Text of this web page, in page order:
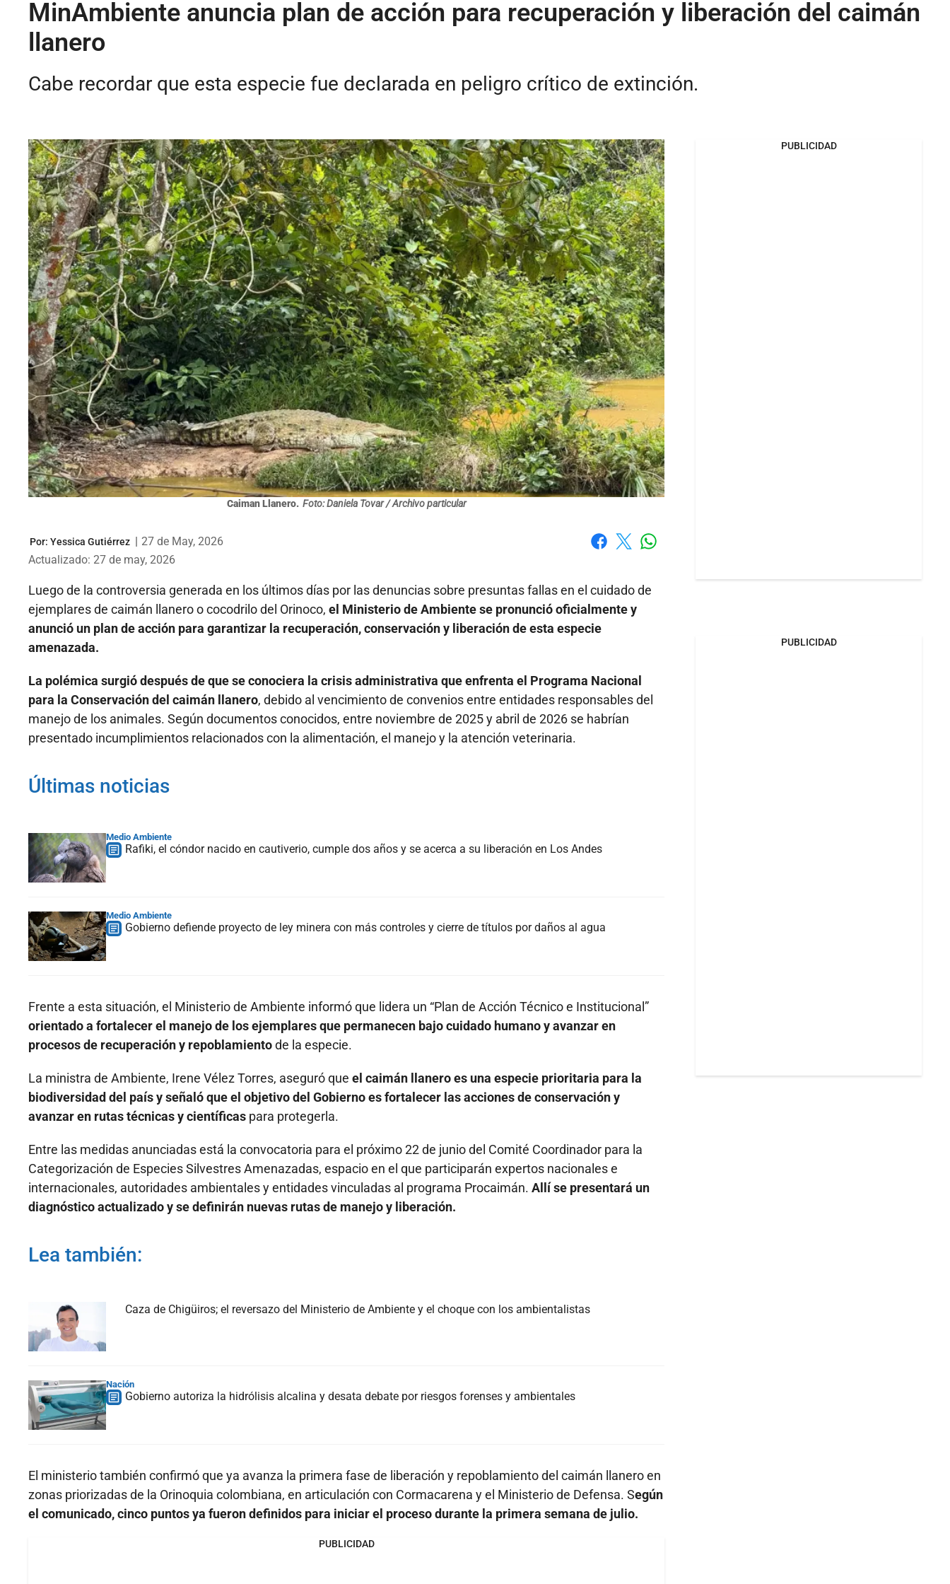
MinAmbiente anuncia plan de acción para recuperación y liberación del caimán
llanero
Cabe recordar que esta especie fue declarada en peligro crítico de extinción.
Caiman Llanero. Foto: Daniela Tovar / Archivo particular
Por: Yessica Gutiérrez | 27 de May, 2026
Actualizado: 27 de may, 2026
Luego de la controversia generada en los últimos días por las denuncias sobre presuntas fallas en el cuidado de
ejemplares de caimán llanero o cocodrilo del Orinoco, el Ministerio de Ambiente se pronunció oficialmente y
anunció un plan de acción para garantizar la recuperación, conservación y liberación de esta especie
amenazada.
La polémica surgió después de que se conociera la crisis administrativa que enfrenta el Programa Nacional
para la Conservación del caimán llanero, debido al vencimiento de convenios entre entidades responsables del
manejo de los animales. Según documentos conocidos, entre noviembre de 2025 y abril de 2026 se habrían
presentado incumplimientos relacionados con la alimentación, el manejo y la atención veterinaria.
Últimas noticias
Medio Ambiente
Rafiki, el cóndor nacido en cautiverio, cumple dos años y se acerca a su liberación en Los Andes
Medio Ambiente
Gobierno defiende proyecto de ley minera con más controles y cierre de títulos por daños al agua
Frente a esta situación, el Ministerio de Ambiente informó que lidera un “Plan de Acción Técnico e Institucional”
orientado a fortalecer el manejo de los ejemplares que permanecen bajo cuidado humano y avanzar en
procesos de recuperación y repoblamientode la especie.
La ministra de Ambiente, Irene Vélez Torres, aseguró que el caimán llanero es una especie prioritaria para la
biodiversidad del país y señaló que el objetivo del Gobierno es fortalecer las acciones de conservación y
avanzar en rutas técnicas y científicas para protegerla.
Entre las medidas anunciadas está la convocatoria para el próximo 22 de junio del Comité Coordinador para la
Categorización de Especies Silvestres Amenazadas, espacio en el que participarán expertos nacionales e
internacionales, autoridades ambientales y entidades vinculadas al programa Procaimán. Allí se presentará un
diagnóstico actualizado y se definirán nuevas rutas de manejo y liberación.
Lea también:
Caza de Chigüiros; el reversazo del Ministerio de Ambiente y el choque con los ambientalistas
Nación
Gobierno autoriza la hidrólisis alcalina y desata debate por riesgos forenses y ambientales
El ministerio también confirmó que ya avanza la primera fase de liberación y repoblamiento del caimán llanero en
zonas priorizadas de la Orinoquia colombiana, en articulación con Cormacarena y el Ministerio de Defensa. Según
el comunicado, cinco puntos ya fueron definidos para iniciar el proceso durante la primera semana de julio.
PUBLICIDAD
PUBLICIDAD
PUBLICIDAD